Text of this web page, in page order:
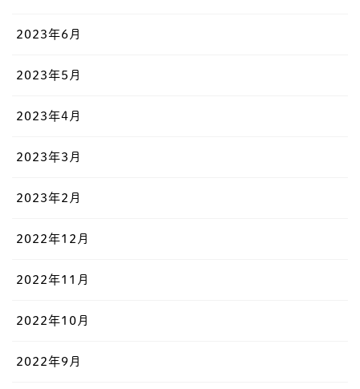
2023年6月
2023年5月
2023年4月
2023年3月
2023年2月
2022年12月
2022年11月
2022年10月
2022年9月